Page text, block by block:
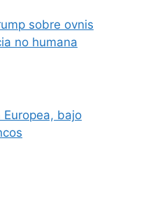
sobre ovnis
no humana
Europea, bajo